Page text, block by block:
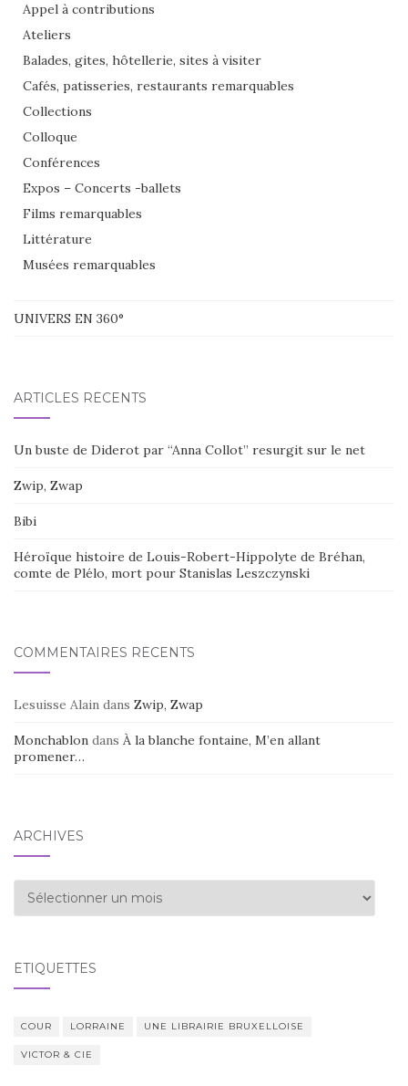
Appel à contributions
Ateliers
Balades, gites, hôtellerie, sites à visiter
Cafés, patisseries, restaurants remarquables
Collections
Colloque
Conférences
Expos – Concerts -ballets
Films remarquables
Littérature
Musées remarquables
UNIVERS EN 360°
ARTICLES RÉCENTS
Un buste de Diderot par “Anna Collot” resurgit sur le net
Zwip, Zwap
Bibi
Héroïque histoire de Louis-Robert-Hippolyte de Bréhan,
comte de Plélo, mort pour Stanislas Leszczynski
COMMENTAIRES RÉCENTS
Lesuisse Alain dans Zwip, Zwap
Monchablon dans À la blanche fontaine, M’en allant
promener…
ARCHIVES
Archives
ÉTIQUETTES
COUR LORRAINE UNE LIBRAIRIE BRUXELLOISE
VICTOR & CIE